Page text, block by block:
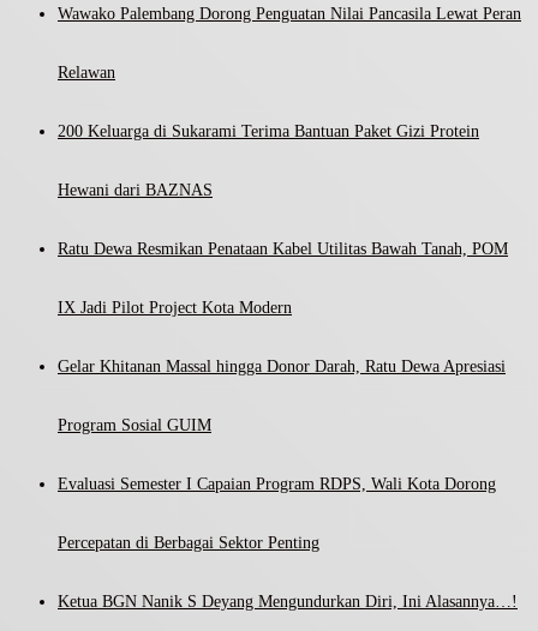
Wawako Palembang Dorong Penguatan Nilai Pancasila Lewat Peran
Relawan
200 Keluarga di Sukarami Terima Bantuan Paket Gizi Protein
Hewani dari BAZNAS
Ratu Dewa Resmikan Penataan Kabel Utilitas Bawah Tanah, POM
IX Jadi Pilot Project Kota Modern
Gelar Khitanan Massal hingga Donor Darah, Ratu Dewa Apresiasi
Program Sosial GUIM
Evaluasi Semester I Capaian Program RDPS, Wali Kota Dorong
Percepatan di Berbagai Sektor Penting
Ketua BGN Nanik S Deyang Mengundurkan Diri, Ini Alasannya…!